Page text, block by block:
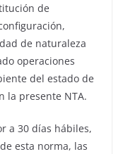
de
de naturaleza
operaciones
del estado de
la presente NTA.
a 30 días hábiles,
esta norma, las